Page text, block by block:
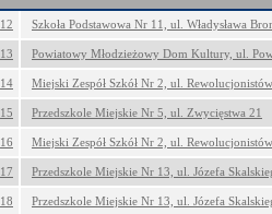
12 Szkoła Podstawowa Nr 11, ul. Władysława
13 Powiatowy Młodzieżowy Dom Kultury, ul.
14 Miejski Zespół Szkół Nr 2, ul.
15 Przedszkole Miejskie Nr 5, ul. Zwycięstwa 21
16 Miejski Zespół Szkół Nr 2, ul.
17 Przedszkole Miejskie Nr 13, ul. Józefa
18 Przedszkole Miejskie Nr 13, ul. Józefa